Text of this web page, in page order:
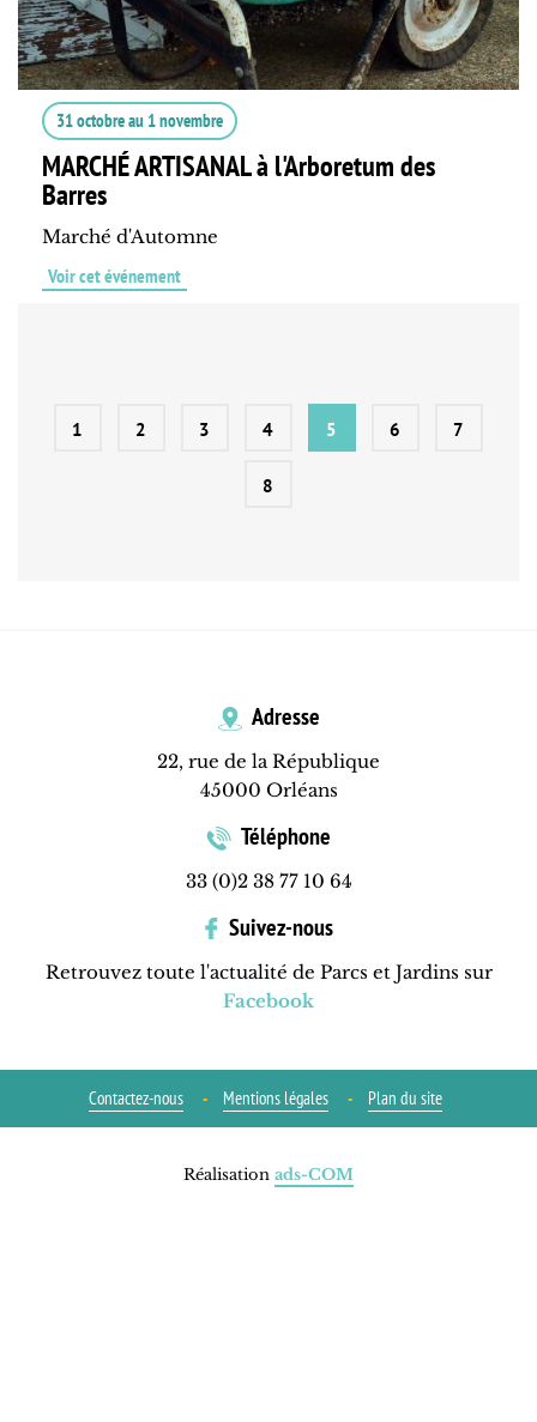
31 octobreau 1 novembre
MARCHÉ ARTISANAL à l'Arboretum des
Barres
Marché d'Automne
Voir cet événement
1 2 3 4 5 6 7
8
Adresse
22, rue de la République
45000 Orléans
Téléphone
33 (0)2 38 77 10 64
Suivez-nous
Retrouvez toute l'actualité de Parcs et Jardins sur
Facebook
Contactez-nous Mentions légales Plan du site
Réalisation ads-COM